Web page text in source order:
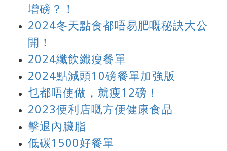
增磅？！
2024冬天點食都唔易肥嘅秘訣大公
開！
2024纖飲纖瘦餐單
2024點減頭10磅餐單加強版
乜都唔使做，就瘦12磅！
2023便利店嘅方便健康食品
擊退內臟脂
低碳1500好餐單